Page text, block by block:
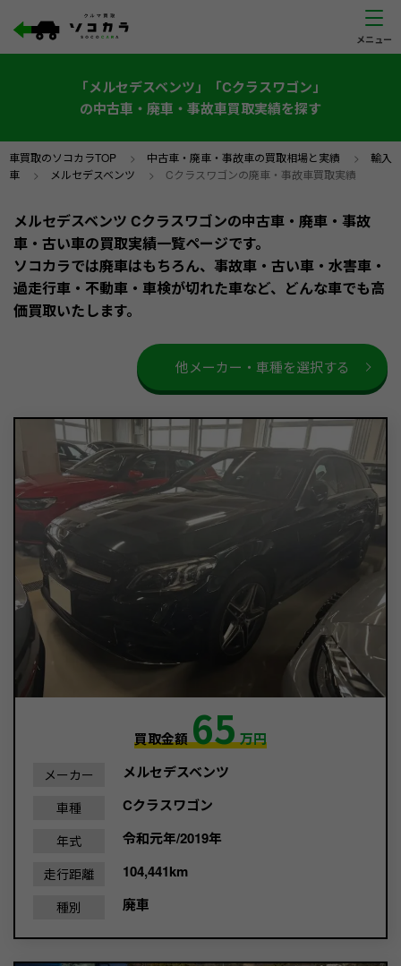
「メルセデスベンツ」「Cクラスワゴン」
の中古車・廃車・事故車買取実績を探す
車買取のソコカラTOP > 中古車・廃車・事故車の買取相場と実績 > 輸入
車 > メルセデスベンツ > Cクラスワゴンの廃車・事故車買取実績
メルセデスベンツ Cクラスワゴンの中古車・廃車・事故
車・古い車の買取実績一覧ページです。
ソコカラでは廃車はもちろん、事故車・古い車・水害車・
過走行車・不動車・車検が切れた車など、どんな車でも高
価買取いたします。
他メーカー・車種を選択する
買取金額65万円
メーカー メルセデスベンツ
車種 Cクラスワゴン
年式 令和元年/2019年
走行距離 104,441km
種別 廃車